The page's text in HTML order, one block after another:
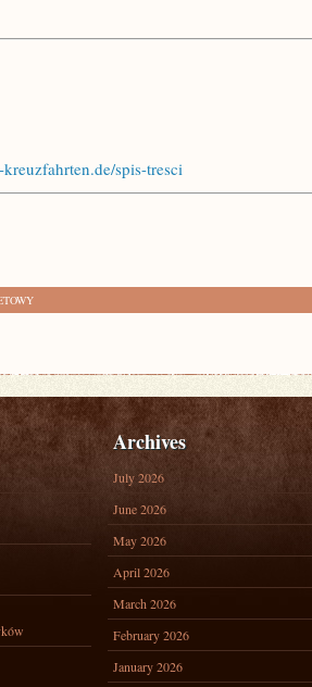
spis-tresci
Archives
July 2026
June 2026
May 2026
April 2026
March 2026
February 2026
January 2026